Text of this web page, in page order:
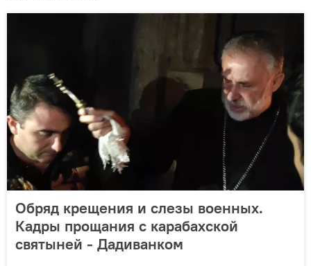
Обряд крещения и слезы военных.
Кадры прощания с карабахской
святыней - Дадиванком